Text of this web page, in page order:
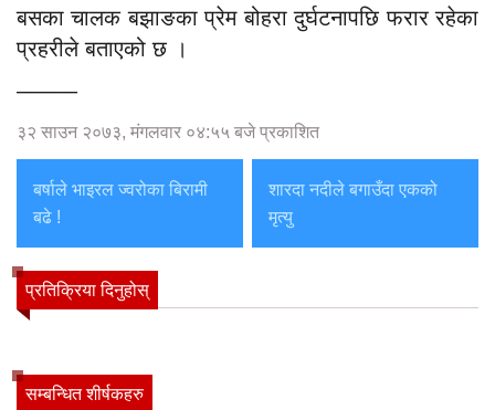
बसका चालक बझाङका प्रेम बोहरा दुर्घटनापछि फरार रहेका
प्रहरीले बताएको छ ।
–––––
३२ साउन २०७३, मंगलवार ०४:५५ बजे प्रकाशित
बर्षाले भाइरल ज्वरोका बिरामी
बढे !
शारदा नदीले बगाउँदा एकको
मृत्यु
प्रतिक्रिया दिनुहोस्
सम्बन्धित शीर्षकहरु